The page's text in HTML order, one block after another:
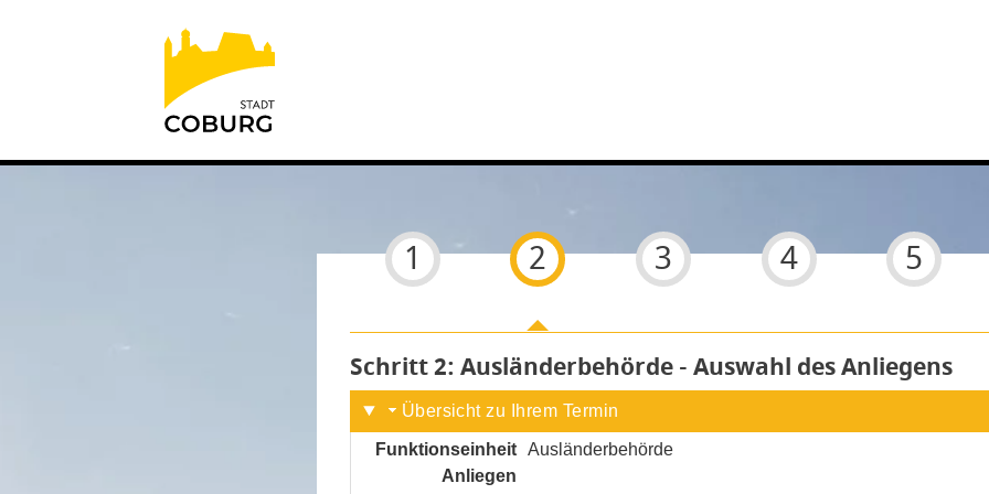
1 2 3 4 5
Schritt 2von 6
: Ausländerbehörde - Auswahl des Anliegens
Übersicht zu Ihrem Termin
Funktionseinheit Ausländerbehörde
Anliegen